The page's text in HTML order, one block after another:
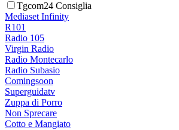
Tgcom24 Consiglia
Mediaset Infinity
R101
Radio 105
Virgin Radio
Radio Montecarlo
Radio Subasio
Comingsoon
Superguidatv
Zuppa di Porro
Non Sprecare
Cotto e Mangiato